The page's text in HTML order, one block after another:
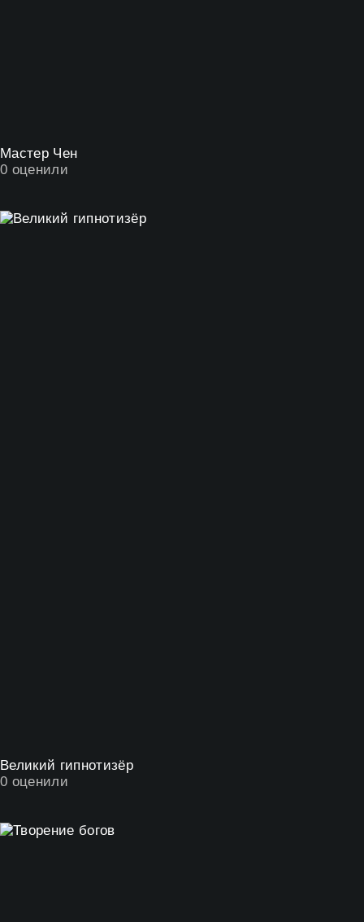
Мастер Чен
0 оценили
Великий гипнотизёр
0 оценили